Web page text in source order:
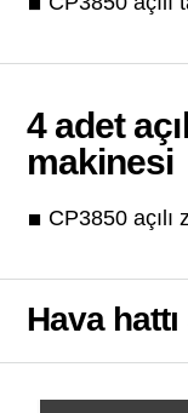
4 adet
makinesi
CP3850 açılı
Hava